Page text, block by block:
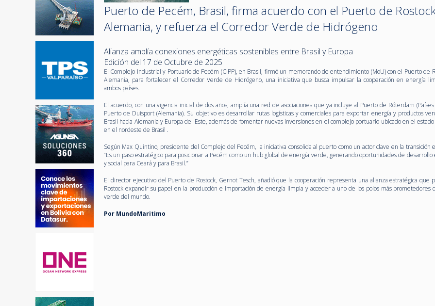
Puerto de Pecém, Brasil, firma acuerdo con el Puerto de
Alemania, y refuerza el Corredor Verde de Hidrógeno
Alianza amplía conexiones energéticas sostenibles entre Brasil y Europa
Edición del 17 de Octubre de 2025
El Complejo Industrial y Portuario de Pecém (CIPP), en Brasil, firmó un memorando de entendimiento (MoU) con el Puerto de
Alemania, para fortalecer el Corredor Verde de Hidrógeno, una iniciativa que busca impulsar la cooperación en energía
ambos países.
El acuerdo, con una vigencia inicial de dos años, amplía una red de asociaciones que ya incluye al Puerto de Róterdam (Países
Puerto de Duisport (Alemania). Su objetivo es desarrollar rutas logísticas y comerciales para exportar energía y productos
Brasil hacia Alemania y Europa del Este, además de fomentar nuevas inversiones en el complejo portuario ubicado en el
en el nordeste de Brasil .
Según Max Quintino, presidente del Complejo del Pecém, la iniciativa consolida al puerto como un actor clave en la transición
“Es un paso estratégico para posicionar a Pecém como un hub global de energía verde, generando oportunidades de desarrollo
y social para Ceará y para Brasil.”
El director ejecutivo del Puerto de Rostock, Gernot Tesch, añadió que la cooperación representa una alianza estratégica que
Rostock expandir su papel en la producción e importación de energía limpia y acceder a uno de los polos más prometedores
verde del mundo.
Por MundoMaritimo